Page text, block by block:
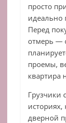
просто
идеально
Перед
отмерь —
проемы,
квартира
Грузчики
дверной